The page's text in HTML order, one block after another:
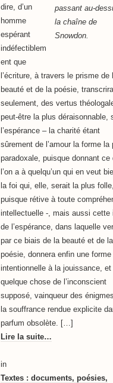
passant au-
la chaîne de
Snowdon.
dire, d’un
homme
espérant
indéfectiblem
ent que
l’écriture, à travers le prisme de
beauté et de la poésie,
seulement, des vertus
peut-être la plus déraisonnable,
l’espérance – la charité étant
sûrement de l’amour la forme la
paradoxale, puisque donnant ce
l’on a à quelqu’un qui en veut
la foi qui, elle, serait la plus folle,
puisque rétive à toute
intellectuelle -, mais aussi cette
de l’espérance, dans laquelle
par ce biais de la beauté et de la
poésie, donnera enfin une forme
intentionnelle à la jouissance, et
quelque chose de l’inconscient
supposé, vainqueur des
la souffrance rendue explicite
parfum obsolète. […]
Lire la suite…
in
Textes : documents, poésies,